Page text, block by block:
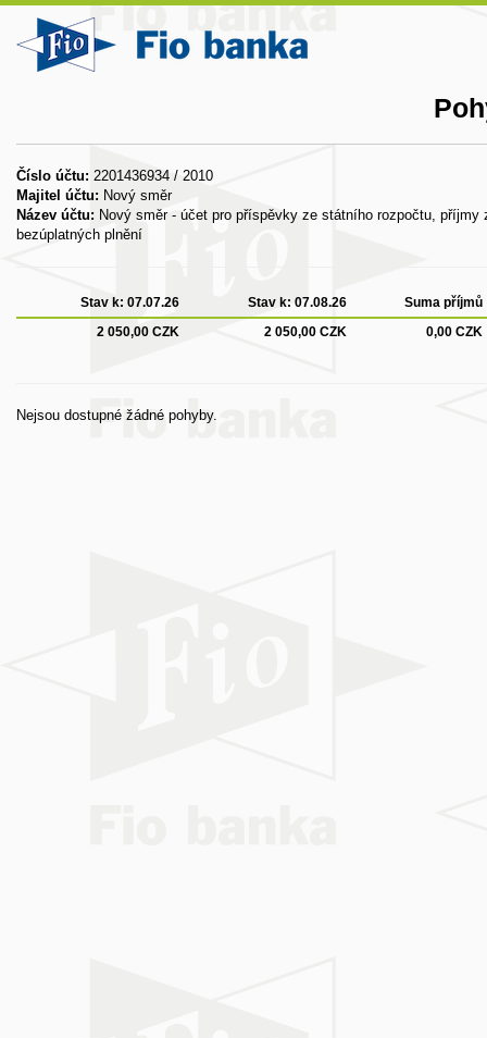
Číslo účtu: 2201436934 / 2010
Majitel účtu: Nový směr
Název účtu: Nový směr - účet pro příspěvky ze státního rozpočtu, příjmy
bezúplatných plnění
Stav k: 07.07.26 Stav k: 07.08.26
Suma příjmů
2 050,00 CZK
2 050,00 CZK 0,00 CZK
Nejsou dostupné žádné pohyby.